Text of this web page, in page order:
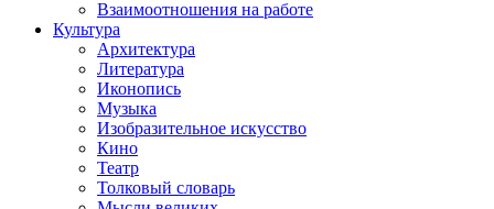
Взаимоотношения на работе
Культура
Архитектура
Литература
Иконопись
Музыка
Изобразительное искусство
Кино
Театр
Толковый словарь